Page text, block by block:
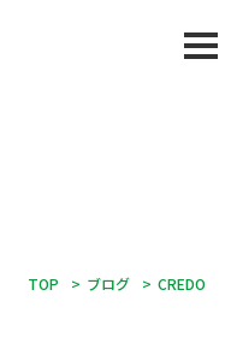
TOP > ブログ > CREDO